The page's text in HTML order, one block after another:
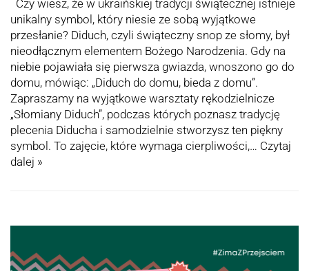
Czy wiesz, że w ukraińskiej tradycji świątecznej istnieje
unikalny symbol, który niesie ze sobą wyjątkowe
przesłanie? Diduch, czyli świąteczny snop ze słomy, był
nieodłącznym elementem Bożego Narodzenia. Gdy na
niebie pojawiała się pierwsza gwiazda, wnoszono go do
domu, mówiąc: „Diduch do domu, bieda z domu”.
Zapraszamy na wyjątkowe warsztaty rękodzielnicze
„Słomiany Diduch”, podczas których poznasz tradycję
plecenia Diducha i samodzielnie stworzysz ten piękny
symbol. To zajęcie, które wymaga cierpliwości,… Czytaj
dalej »